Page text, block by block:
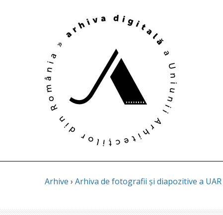
Arhive › Arhiva de fotografii și diapozitive a UAR